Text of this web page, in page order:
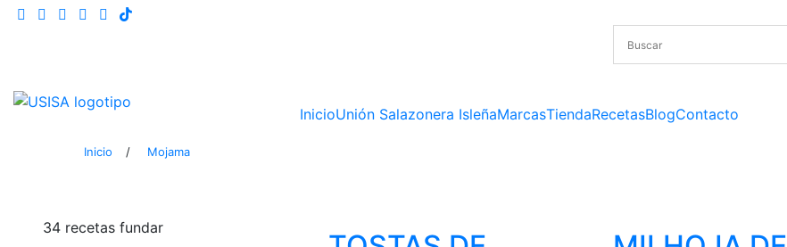
Saltar
InicioUnión Salazonera IsleñaMarcasTiendaRecetasBlogContacto
Inicio / Mojama
34 recetas fundar